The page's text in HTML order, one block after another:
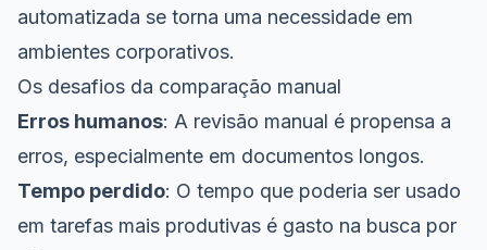
automatizada se torna uma necessidade em
ambientes corporativos.
Os desafios da comparação manual
Erros humanos: A revisão manual é propensa a
erros, especialmente em documentos longos.
Tempo perdido: O tempo que poderia ser usado
em tarefas mais produtivas é gasto na busca por